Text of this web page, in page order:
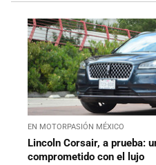
EN MOTORPASIÓN MÉXICO
Lincoln Corsair, a prueba:
comprometido con el lujo